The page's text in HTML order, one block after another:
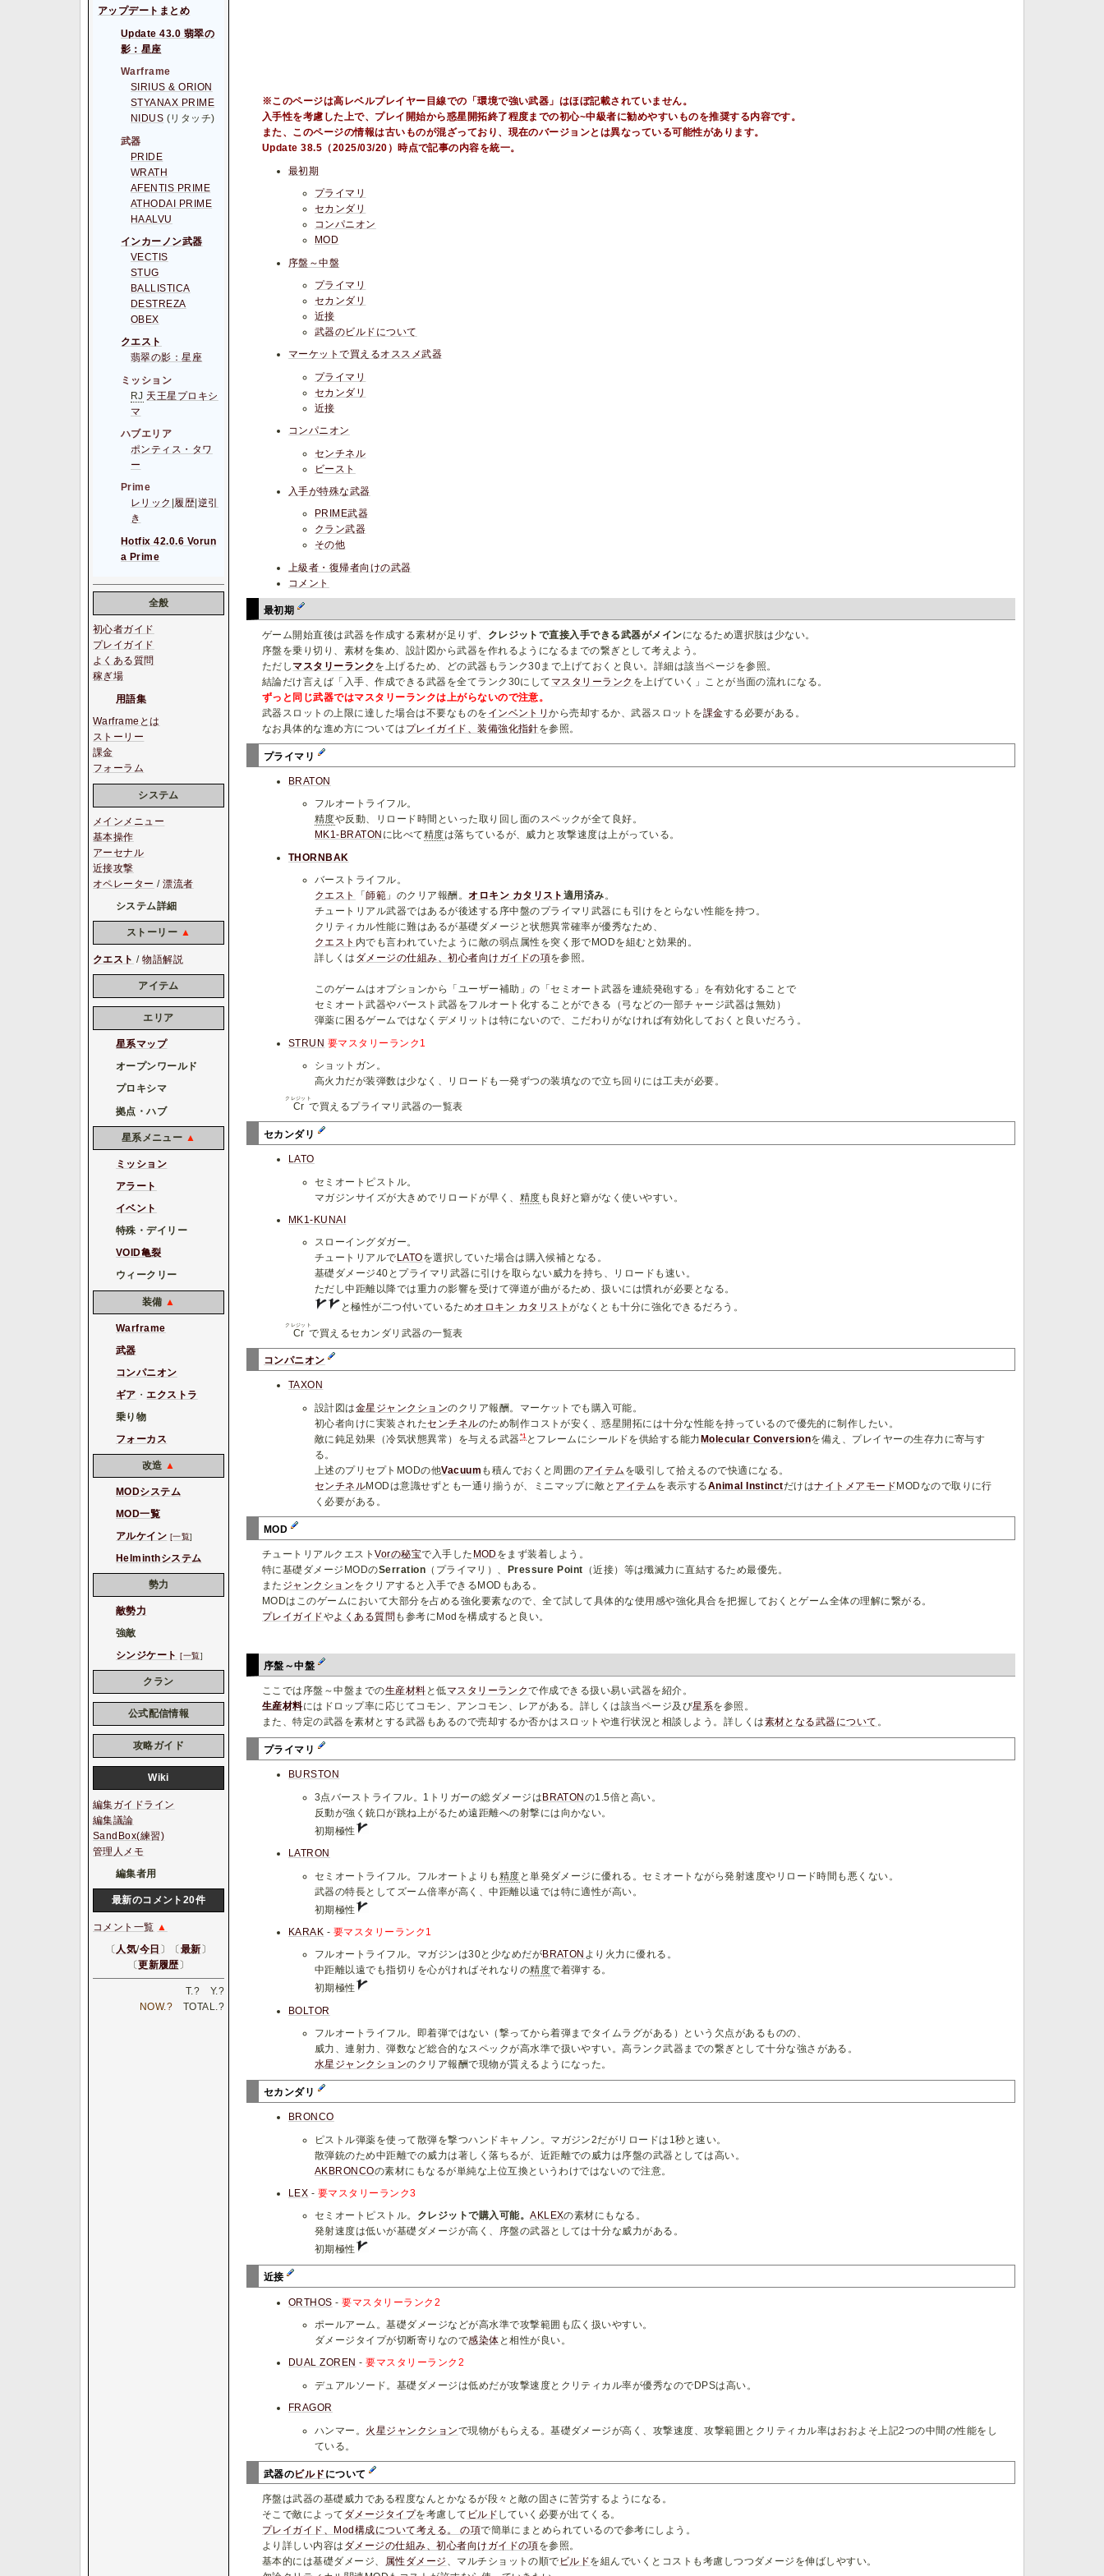
※このページは高レベルプレイヤー目線での「環境で強い武器」はほぼ記載されていません。
入手性を考慮した上で、プレイ開始から惑星開拓終了程度までの初心~中級者に勧めやすいものを推奨する内容です。
また、このページの情報は古いものが混ざっており、現在のバージョンとは異なっている可能性があります。
Update 38.5（2025/03/20）時点で記事の内容を統一。
最初期
プライマリ
セカンダリ
コンパニオン
MOD
序盤～中盤
プライマリ
セカンダリ
近接
武器のビルドについて
マーケットで買えるオススメ武器
プライマリ
セカンダリ
近接
コンパニオン
センチネル
ビースト
入手が特殊な武器
PRIME武器
クラン武器
その他
上級者・復帰者向けの武器
コメント
最初期
ゲーム開始直後は武器を作成する素材が足りず、 クレジットで直接入手できる武器がメインになるため選択肢は少ない。
序盤を乗り切り、素材を集め、設計図から武器を作れるようになるまでの繋ぎとして考えよう。
ただし マスタリーランクを上げるため、どの武器もランク30まで上げておくと良い。詳細は該当ページを参照。
結論だけ言えば「入手、作成できる武器を全てランク30にして マスタリーランク を上げていく」ことが当面の流れになる。
ずっと同じ武器ではマスタリーランクは上がらないので注意。
武器スロットの上限に達した場合は不要なものを インベントリから売却するか、武器スロットを課金する必要がある。
なお具体的な進め方については プレイガイド、装備強化指針を参照。
プライマリ
BRATON
フルオートライフル。
精度や反動、リロード時間といった取り回し面のスペックが全て良好。
MK1-BRATON に比べて精度は落ちているが、威力と攻撃速度は上がっている。
THORNBAK
バーストライフル。
クエスト
「師範 」のクリア報酬。オロキン カタリスト 適用済み。
チュートリアル武器ではあるが後述する序中盤のプライマリ武器にも引けをとらない性能を持つ。
クリティカル性能に難はあるが基礎ダメージと状態異常確率が優秀なため、
クエスト 内でも言われていたように敵の弱点属性を突く形でMODを組むと効果的。
詳しくは ダメージの仕組み、初心者向けガイドの項を参照。
このゲームはオプションから「ユーザー補助」の「セミオート武器を連続発砲する」を有効化することで
セミオート武器やバースト武器をフルオート化することができる（弓などの一部チャージ武器は無効）
弾薬に困るゲームではなくデメリットは特にないので、こだわりがなければ有効化しておくと良いだろう。
STRUN 要マスタリーランク1
ショットガン。
高火力だが装弾数は少なく、リロードも一発ずつの装填なので立ち回りには工夫が必要。
Cr
クレジット
で買えるプライマリ武器の一覧表
セカンダリ
LATO
セミオートピストル。
マガジンサイズが大きめでリロードが早く、 精度 も良好と癖がなく使いやすい。
MK1-KUNAI
スローイングダガー。
チュートリアルで LATOを選択していた場合は購入候補となる。
基礎ダメージ40とプライマリ武器に引けを取らない威力を持ち、リロードも速い。
ただし中距離以降では重力の影響を受けて弾道が曲がるため、扱いには慣れが必要となる。
と極性が二つ付いているためオロキン カタリストがなくとも十分に強化できるだろう。
Cr
クレジット
で買えるセカンダリ武器の一覧表
コンパニオン
TAXON
設計図は金星 ジャンクションのクリア報酬。マーケットでも購入可能。
初心者向けに実装されたセンチネルのため制作コストが安く、惑星開拓には十分な性能を持っているので優先的に制作したい。
敵に鈍足効果（冷気状態異常）を与える武器*1とフレームにシールドを供給する能力Molecular Conversionを備え、プレイヤーの生存力に寄与す
る。
上述のプリセプトMODの他Vacuum も積んでおくと周囲のアイテム を吸引して拾えるので快適になる。
センチネルMODは意識せずとも一通り揃うが、ミニマップに敵と アイテムを表示するAnimal InstinctだけはナイトメアモードMODなので取りに行
く必要がある。
MOD
チュートリアルクエストVorの秘宝で入手した MOD をまず装着しよう。
特に基礎ダメージMODのSerration （プライマリ）、 Pressure Point （近接）等は殲滅力に直結するため最優先。
また ジャンクションをクリアすると入手できるMODもある。
MODはこのゲームにおいて大部分を占める強化要素なので、全て試して具体的な使用感や強化具合を把握しておくとゲーム全体の理解に繋がる。
プレイガイドやよくある質問 も参考にModを構成すると良い。
序盤～中盤
ここでは序盤～中盤までの生産材料 と低マスタリーランクで作成できる扱い易い武器を紹介。
生産材料にはドロップ率に応じてコモン、アンコモン、レアがある。詳しくは該当ページ及び星系を参照。
また、特定の武器を素材とする武器もあるので売却するか否かはスロットや進行状況と相談しよう。詳しくは素材となる武器について 。
プライマリ
BURSTON
3点バーストライフル。1トリガーの総ダメージはBRATONの1.5倍と高い。
反動が強く銃口が跳ね上がるため遠距離への射撃には向かない。
初期極性
LATRON
セミオートライフル。フルオートよりも 精度 と単発ダメージに優れる。セミオートながら発射速度やリロード時間も悪くない。
武器の特長としてズーム倍率が高く、中距離以遠では特に適性が高い。
初期極性
KARAK - 要マスタリーランク1
フルオートライフル。マガジンは30と少なめだがBRATON より火力に優れる。
中距離以遠でも指切りを心がければそれなりの精度で着弾する。
初期極性
BOLTOR
フルオートライフル。即着弾ではない（撃ってから着弾までタイムラグがある）という欠点があるものの、
威力、連射力、弾数など総合的なスペックが高水準で扱いやすい。高ランク武器までの繋ぎとして十分な強さがある。
水星 ジャンクションのクリア報酬で現物が貰えるようになった。
セカンダリ
BRONCO
ピストル弾薬を使って散弾を撃つハンドキャノン。マガジン2だがリロードは1秒と速い。
散弾銃のため中距離での威力は著しく落ちるが、近距離での威力は序盤の武器としては高い。
AKBRONCOの素材にもなるが単純な上位互換というわけではないので注意。
LEX - 要マスタリーランク3
セミオートピストル。 クレジットで購入可能。AKLEXの素材にもなる。
発射速度は低いが基礎ダメージが高く、序盤の武器としては十分な威力がある。
初期極性
近接
ORTHOS -要マスタリーランク2
ポールアーム。基礎ダメージなどが高水準で攻撃範囲も広く扱いやすい。
ダメージタイプが切断寄りなので感染体 と相性が良い。
DUAL ZOREN -要マスタリーランク2
デュアルソード。基礎ダメージは低めだが攻撃速度とクリティカル率が優秀なのでDPSは高い。
FRAGOR
ハンマー。 火星ジャンクションで現物がもらえる。基礎ダメージが高く、攻撃速度、攻撃範囲とクリティカル率はおおよそ上記2つの中間の性能をし
ている。
武器のビルド について
序盤は武器の基礎威力である程度なんとかなるが段々と敵の固さに苦労するようになる。
そこで敵によって ダメージタイプを考慮して ビルド していく必要が出てくる。
プレイガイド、Mod構成について考える。 の項で簡単にまとめられているので参考にしよう。
より詳しい内容は ダメージの仕組み、初心者向けガイドの項を参照。
基本的には基礎ダメージ、
属性ダメージ 、マルチショットの順で ビルドを組んでいくとコストも考慮しつつダメージを伸ばしやすい。
アップデートまとめ
Update 43.0 翡翠の
影：星座
Warframe
SIRIUS & ORION
STYANAX PRIME
NIDUS (リタッチ)
武器
PRIDE
WRATH
AFENTIS PRIME
ATHODAI PRIME
HAALVU
インカーノン武器
VECTIS
STUG
BALLISTICA
DESTREZA
OBEX
クエスト
翡翠の影：星座
ミッション
RJ 天王星プロキシ
マ
ハブエリア
ポンティス・タワ
ー
Prime
レリック 履歴 逆引
き
Hotfix 42.0.6 Vorun
a Prime
全般
初心者ガイド
プレイガイド
よくある質問
稼ぎ場
用語集
Warframeとは
ストーリー
課金
フォーラム
システム
メインメニュー
基本操作
アーセナル
近接攻撃
オペレーター /漂流者
システム詳細
ストーリー ▲
クエスト /物語解説
アイテム
エリア
星系マップ
オープンワールド
プロキシマ
拠点・ハブ
星系メニュー ▲
ミッション
アラート
イベント
特殊・デイリー
VOID亀裂
ウィークリー
装備 ▲
Warframe
武器
コンパニオン
ギア ・ エクストラ
乗り物
フォーカス
改造 ▲
MODシステム
MOD一覧
アルケイン [一覧]
Helminthシステム
勢力
敵勢力
強敵
シンジケート [一覧]
クラン
公式配信情報
攻略ガイド
Wiki
編集ガイドライン
編集議論
SandBox(練習)
管理人メモ
編集者用
最新のコメント20件
コメント一覧 ▲
〔 人気/今日 〕〔 最新 〕
〔更新履歴 〕
T.? Y.?
NOW.? TOTAL.?